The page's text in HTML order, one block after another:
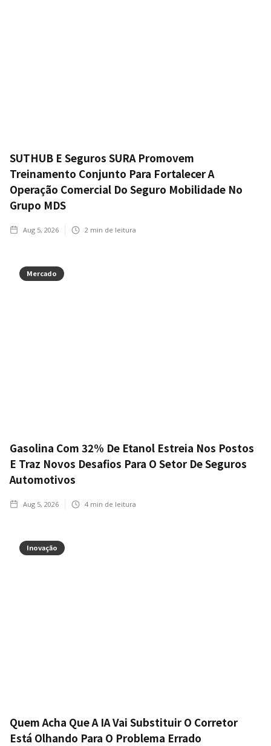
SUTHUB E Seguros SURA Promovem
Treinamento Conjunto Para Fortalecer A
Operação Comercial Do Seguro Mobilidade No
Grupo MDS
Aug 5, 2026 2 min de leitura
Mercado
Gasolina Com 32% De Etanol Estreia Nos Postos
E Traz Novos Desafios Para O Setor De Seguros
Automotivos
Aug 5, 2026 4 min de leitura
Inovação
Quem Acha Que A IA Vai Substituir O Corretor
Está Olhando Para O Problema Errado